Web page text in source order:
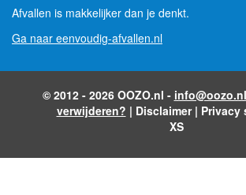
Afvallen is makkelijker dan je denkt.
Ga naar eenvoudig-afvallen.nl
© 2012 - 2026 OOZO.nl - info@oozo.nl
verwijderen? | Disclaimer| Privacy
XS